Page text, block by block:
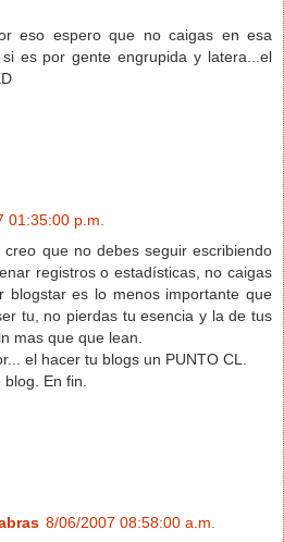
eso espero que no caigas en esa
es por gente engrupida y latera...el
01:35:00 p.m.
que no debes seguir escribiendo
registros o estadísticas, no caigas
blogstar es lo menos importante que
tu, no pierdas tu esencia y la de tus
mas que que lean.
el hacer tu blogs un PUNTO CL.
En fin.
8/06/2007 08:58:00 a.m.